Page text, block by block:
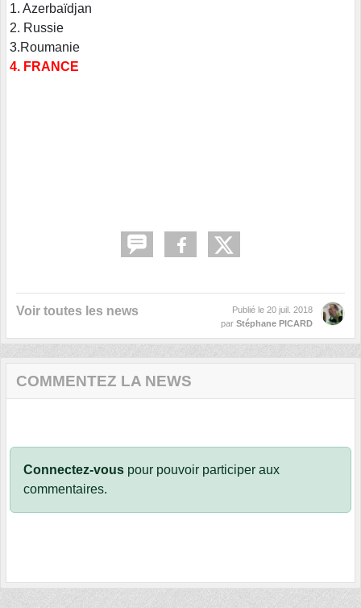
1. Azerbaïdjan
2. Russie
3.Roumanie
4. FRANCE
Voir toutes les news Publié le 20 juil. 2018
par Stéphane PICARD
COMMENTEZ LA NEWS
Connectez-vous pour pouvoir participer aux
commentaires.